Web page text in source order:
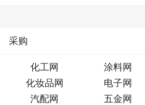
采购
化工网 涂料网
化妆品网
电子网
汽配网
五金网